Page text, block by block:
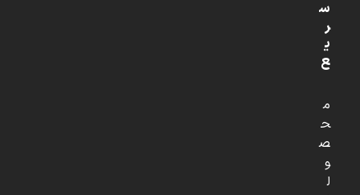
س
ر
ی
ع
م
ح
ص
و
ل